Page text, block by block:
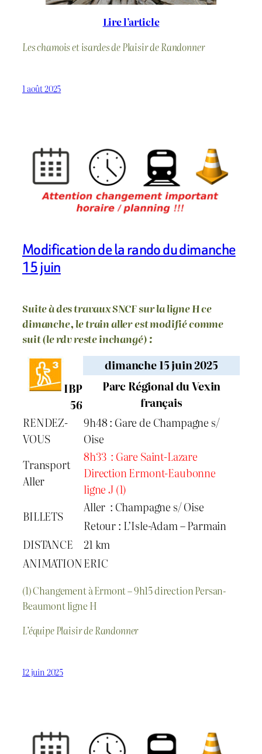
Lire l’article
Les chamois et isardes de Plaisir de Randonner
1 août 2025
Modification de la rando du dimanche
15 juin
Suite à des travaux SNCF sur la ligne H ce
dimanche, le train aller est modifié comme
suit (le rdv reste inchangé) :
IBP
56
dimanche 15 juin 2025
Parc Régional du Vexin
français
RENDEZ-
VOUS
9h48 : Gare de Champagne s/
Oise
Transport
Aller
8h33 : Gare Saint-Lazare
Direction Ermont-Eaubonne
ligne J (1)
BILLETS
Aller : Champagne s/ Oise
Retour : L’Isle-Adam – Parmain
DISTANCE
21 km
ANIMATIONERIC
(1) Changement à Ermont – 9h15 direction Persan-
Beaumont ligne H
L’équipe Plaisir de Randonner
12 juin 2025